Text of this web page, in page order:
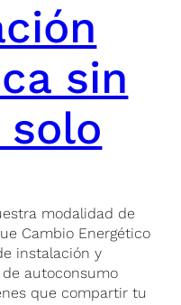
sin
modalidad de
Cambio Energético
instalación y
autoconsumo
que compartir tu